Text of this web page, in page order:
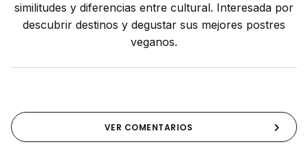
similitudes y diferencias entre cultural. Interesada por
descubrir destinos y degustar sus mejores postres
veganos.
VER COMENTARIOS